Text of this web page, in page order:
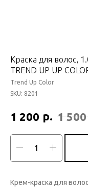
Краска для волос,
TREND UP UP
Trend Up Color
SKU: 8201
1 200 р. 1 500
Крем-краска для